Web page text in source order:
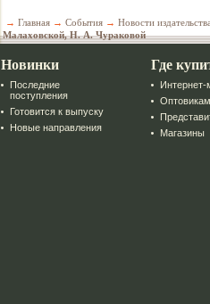
→ Главная → События → Новости
Малаховской, Н. А. Чураковой
Новинки
Последние
поступления
Готовится к выпуску
Новые направления
Где
Интернет-
Оптовикам
Магазины